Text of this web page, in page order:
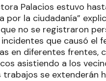
Palacios estuvo
por la ciudadanía”
no se registraron
que causó el
en diferentes frentes,
asistiendo a los
trabajos se extenderán